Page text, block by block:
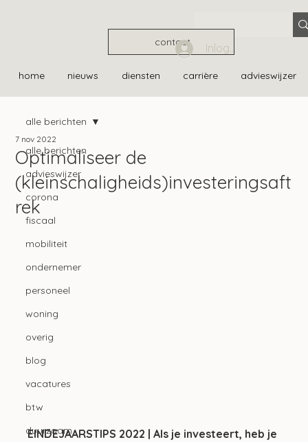
contact
home nieuws diensten carrière advieswijzer
Inloggen
alle berichten
advieswijzer
corona
fiscaal
mobiliteit
ondernemer
personeel
woning
overig
blog
vacatures
btw
duurzaam
alle berichten
Optimaliseer de
(kleinschaligheids)investeringsaft
rek
7 nov 2022
EINDEJAARSTIPS 2022 | Als je investeert, heb je